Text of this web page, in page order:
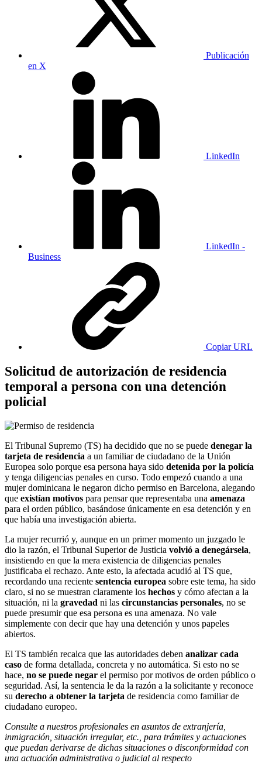
Publicación
en X
LinkedIn
LinkedIn -
Business
Copiar URL
Solicitud de autorización de residencia
temporal a persona con una detención
policial
El Tribunal Supremo (TS) ha decidido que no se puede denegar la
tarjeta de residencia a un familiar de ciudadano de la Unión
Europea solo porque esa persona haya sido detenida por la policía
y tenga diligencias penales en curso. Todo empezó cuando a una
mujer dominicana le negaron dicho permiso en Barcelona, alegando
que existían motivos para pensar que representaba una amenaza
para el orden público, basándose únicamente en esa detención y en
que había una investigación abierta.
La mujer recurrió y, aunque en un primer momento un juzgado le
dio la razón, el Tribunal Superior de Justicia volvió a denegársela,
insistiendo en que la mera existencia de diligencias penales
justificaba el rechazo. Ante esto, la afectada acudió al TS que,
recordando una reciente sentencia europea sobre este tema, ha sido
claro, si no se muestran claramente los hechos y cómo afectan a la
situación, ni la gravedad ni las circunstancias personales, no se
puede presumir que esa persona es una amenaza. No vale
simplemente con decir que hay una detención y unos papeles
abiertos.
El TS también recalca que las autoridades deben analizar cada
caso de forma detallada, concreta y no automática. Si esto no se
hace, no se puede negar el permiso por motivos de orden público o
seguridad. Así, la sentencia le da la razón a la solicitante y reconoce
su derecho a obtener la tarjeta de residencia como familiar de
ciudadano europeo.
Consulte a nuestros profesionales en asuntos de extranjería,
inmigración, situación irregular, etc., para trámites y actuaciones
que puedan derivarse de dichas situaciones o disconformidad con
una actuación administrativa o judicial al respecto